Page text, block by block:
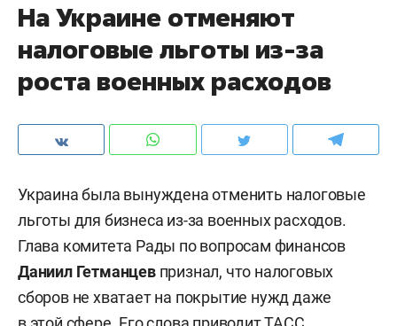
На Украине отменяют
налоговые льготы из-за
роста военных расходов
Украина была вынуждена отменить налоговые
льготы для бизнеса из-за военных расходов.
Глава комитета Рады по вопросам финансов
Даниил Гетманцевпризнал, что налоговых
сборов не хватает на покрытие нужд даже